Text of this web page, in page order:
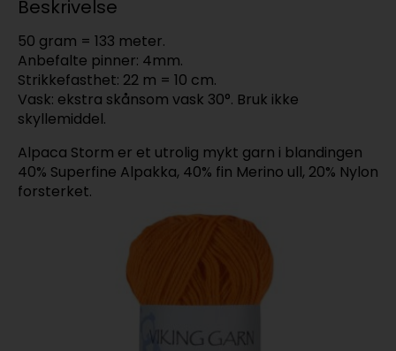
Beskrivelse
50 gram = 133 meter.
Anbefalte pinner: 4mm.
Strikkefasthet: 22 m = 10 cm.
Vask: ekstra skånsom vask 30°. Bruk ikke
skyllemiddel.
Alpaca Storm er et utrolig mykt garn i blandingen
40% Superfine Alpakka, 40% fin Merino ull, 20% Nylon
forsterket.